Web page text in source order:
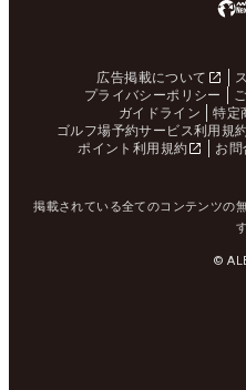
広告掲載について
プライバシーポリシー
ガイドライン
特定
ゴルフ場予約サービス利用規
ポイント利用規約
お問
掲載されている全てのコンテンツの
©